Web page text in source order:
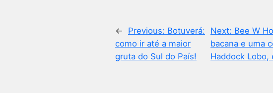
← Previous: Botuverá:
como ir até a maior
gruta do Sul do País!
Next: Bee W
bacana e uma
Haddock Lobo,